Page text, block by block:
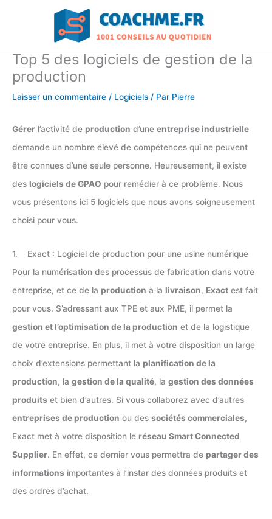
Top 5 des logiciels de gestion de la
production
Laisser un commentaire / Logiciels / Par Pierre
Gérer l’activité de production d’une entreprise industrielle
demande un nombre élevé de compétences qui ne peuvent
être connues d’une seule personne. Heureusement, il existe
des logiciels de GPAO pour remédier à ce problème. Nous
vous présentons ici 5 logiciels que nous avons soigneusement
choisi pour vous.
1. Exact : Logiciel de production pour une usine numérique
Pour la numérisation des processus de fabrication dans votre
entreprise, et ce de la production à la livraison, Exact est fait
pour vous. S’adressant aux TPE et aux PME, il permet la
gestion et l’optimisation de la production et de la logistique
de votre entreprise. En plus, il met à votre disposition un large
choix d’extensions permettant la planification de la
production, la gestion de la qualité, la gestion des données
produits et bien d’autres. Si vous collaborez avec d’autres
entreprises de production ou des sociétés commerciales,
Exact met à votre disposition le réseau Smart Connected
Supplier. En effet, ce dernier vous permettra de partager des
informations importantes à l’instar des données produits et
des ordres d’achat.